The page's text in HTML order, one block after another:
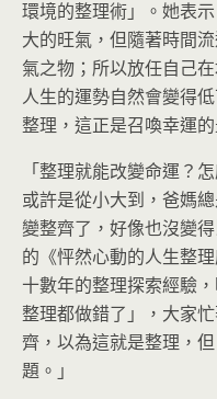
環境的整理術」。她表
大的旺氣，但隨著時間
氣之物；所以放任自己
人生的運勢自然會變得
整理，這正是召喚幸運
「整理就能改變命運？
或許是從小大到，爸媽
變整齊了，好像也沒變
的《怦然心動的人生整
十數年的整理探索經驗
整理都做錯了」，大家
齊，以為這就是整理，
題。」